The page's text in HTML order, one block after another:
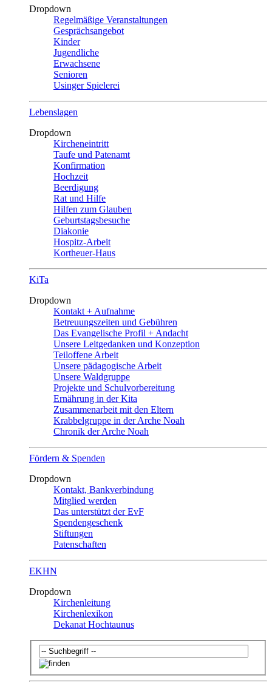
Dropdown
Regelmäßige Veranstaltungen
Gesprächsangebot
Kinder
Jugendliche
Erwachsene
Senioren
Usinger Spielerei
Lebenslagen
Dropdown
Kircheneintritt
Taufe und Patenamt
Konfirmation
Hochzeit
Beerdigung
Rat und Hilfe
Hilfen zum Glauben
Geburtstagsbesuche
Diakonie
Hospitz-Arbeit
Kortheuer-Haus
KiTa
Dropdown
Kontakt + Aufnahme
Betreuungszeiten und Gebühren
Das Evangelische Profil + Andacht
Unsere Leitgedanken und Konzeption
Teiloffene Arbeit
Unsere pädagogische Arbeit
Unsere Waldgruppe
Projekte und Schulvorbereitung
Ernährung in der Kita
Zusammenarbeit mit den Eltern
Krabbelgruppe in der Arche Noah
Chronik der Arche Noah
Fördern & Spenden
Dropdown
Kontakt, Bankverbindung
Mitglied werden
Das unterstützt der EvF
Spendengeschenk
Stiftungen
Patenschaften
EKHN
Dropdown
Kirchenleitung
Kirchenlexikon
Dekanat Hochtaunus